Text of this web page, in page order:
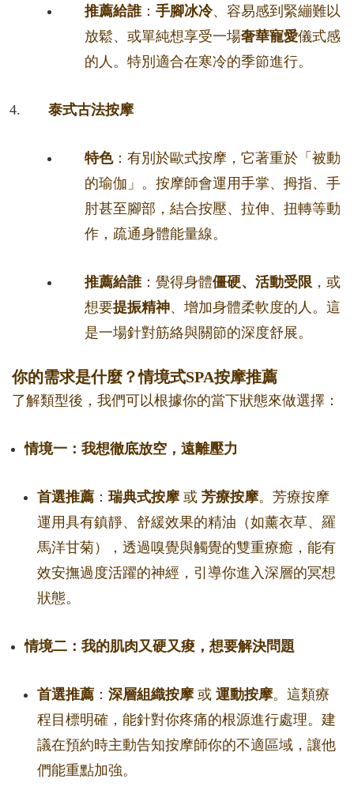
推薦給誰： 手腳冰冷、容易感到緊繃難以
放鬆、或單純想享受一場奢華寵愛儀式感
的人。特別適合在寒冷的季節進行。
泰式古法按摩
特色：有別於歐式按摩，它著重於「被動
的瑜伽」。按摩師會運用手掌、拇指、手
肘甚至腳部，結合按壓、拉伸、扭轉等動
作，疏通身體能量線。
推薦給誰：覺得身體僵硬、活動受限 ，或
想要提振精神、增加身體柔軟度的人。這
是一場針對筋絡與關節的深度舒展。
你的需求是什麼？情境式SPA按摩推薦
了解類型後，我們可以根據你的當下狀態來做選擇：
情境一：我想徹底放空，遠離壓力
首選推薦 ： 瑞典式按摩或 芳療按摩。芳療按摩
運用具有鎮靜、舒緩效果的精油（如薰衣草、羅
馬洋甘菊），透過嗅覺與觸覺的雙重療癒，能有
效安撫過度活躍的神經，引導你進入深層的冥想
狀態。
情境二：我的肌肉又硬又痠，想要解決問題
首選推薦 ： 深層組織按摩或 運動按摩。這類療
程目標明確，能針對你疼痛的根源進行處理。建
議在預約時主動告知按摩師你的不適區域，讓他
們能重點加強。